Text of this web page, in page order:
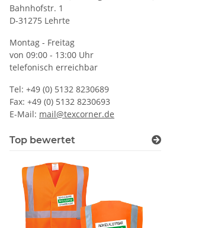
Bahnhofstr. 1
D-31275 Lehrte
Montag - Freitag
von 09:00 - 13:00 Uhr
telefonisch erreichbar
Tel: +49 (0) 5132 8230689
Fax: +49 (0) 5132 8230693
E-Mail: mail@texcorner.de
Top bewertet